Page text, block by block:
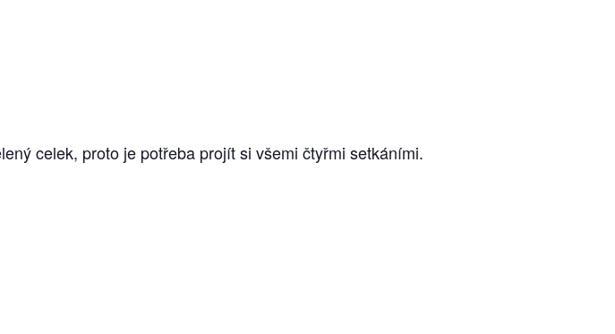
celek, proto je potřeba projít si všemi čtyřmi setkáními.